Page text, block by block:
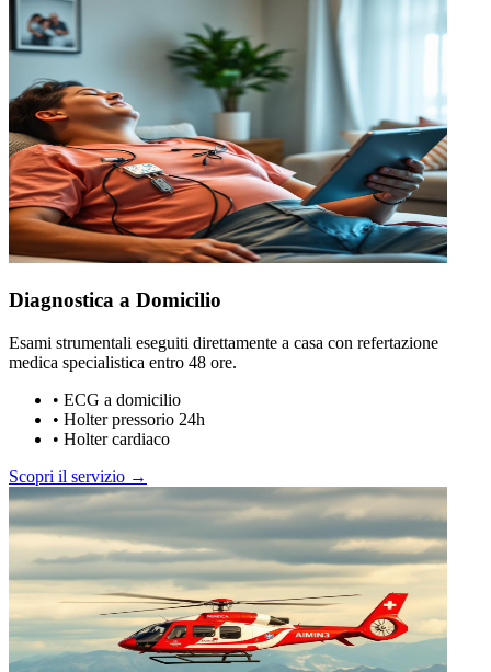
Diagnostica a Domicilio
Esami strumentali eseguiti direttamente a casa con refertazione
medica specialistica entro 48 ore.
• ECG a domicilio
• Holter pressorio 24h
• Holter cardiaco
Scopri il servizio →